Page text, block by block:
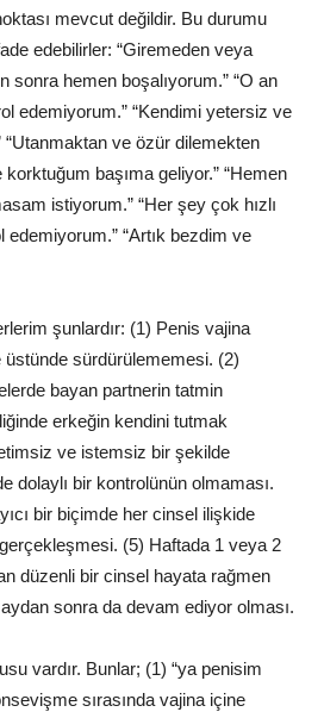
mevcut değildir. Bu durumu
edebilirler: “Giremeden veya
sonra hemen boşalıyorum.” “O an
edemiyorum.” “Kendimi yetersiz ve
ve özür dilemekten
korktuğum başıma geliyor.” “Hemen
istiyorum.” “Her şey çok hızlı
“Artık bezdim ve
şunlardır: (1) Penis vajina
sürdürülememesi. (2)
bayan partnerin tatmin
erkeğin kendini tutmak
ve istemsiz bir şekilde
dolaylı bir kontrolünün olmaması.
bir biçimde her cinsel ilişkide
(5) Haftada 1 veya 2
düzenli bir cinsel hayata rağmen
sonra da devam ediyor olması.
vardır. Bunlar; (1) “ya penisim
sırasında vajina içine